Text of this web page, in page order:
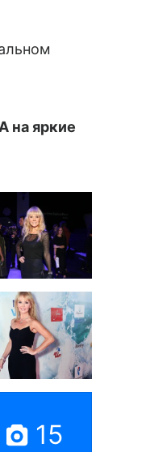
на яркие
15